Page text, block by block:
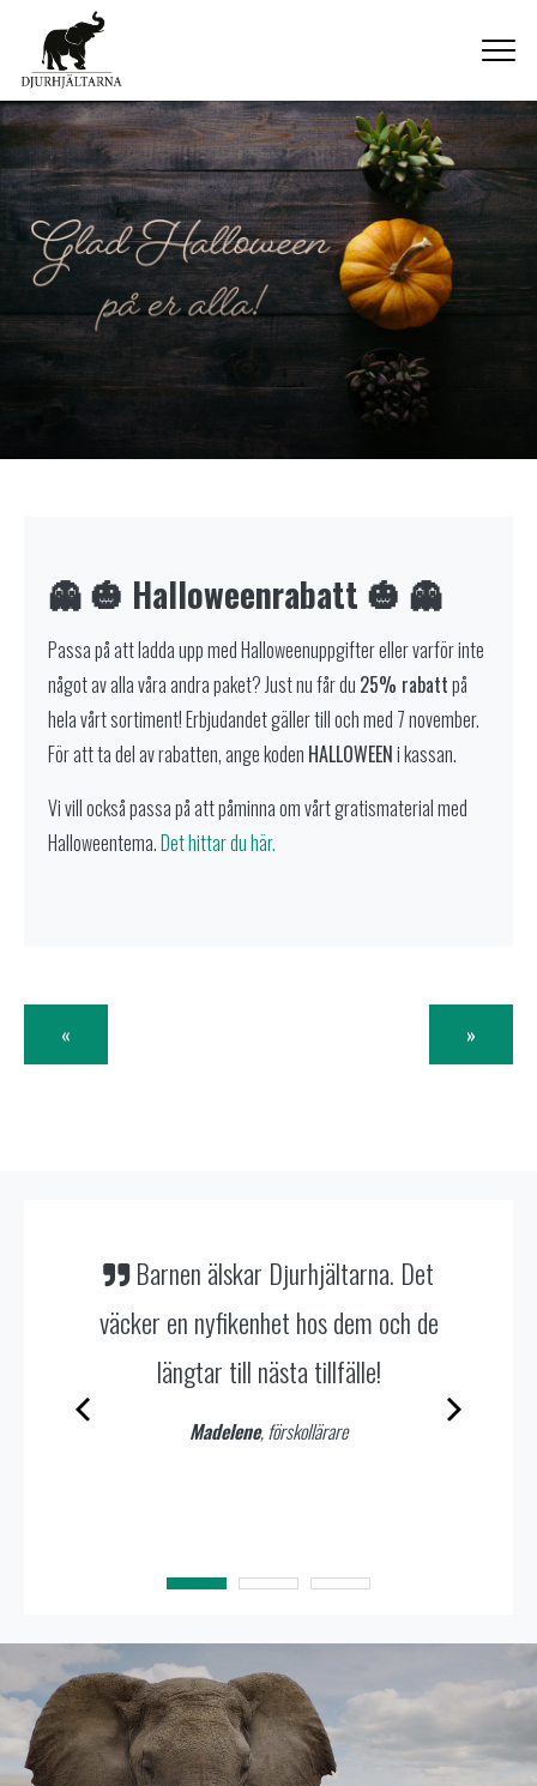
HEM
OM OSS
NYHETER
KONTAKT
MINA SIDOR
👻 🎃 Halloweenrabatt 🎃 👻
Passa på att ladda upp med Halloweenuppgifter eller varför inte
något av alla våra andra paket? Just nu får du 25% rabattpå
hela vårt sortiment! Erbjudandet gäller till och med 7 november.
För att ta del av rabatten, ange koden HALLOWEENi kassan.
Vi vill också passa på att påminna om vårt gratismaterial med
Halloweentema.Det hittar du här.
« »
Det är ju precis ett sånt här material
man vill ha – det är så enkelt att använda
och allt är klart!
Det sparar mig så mycket tid och barnen